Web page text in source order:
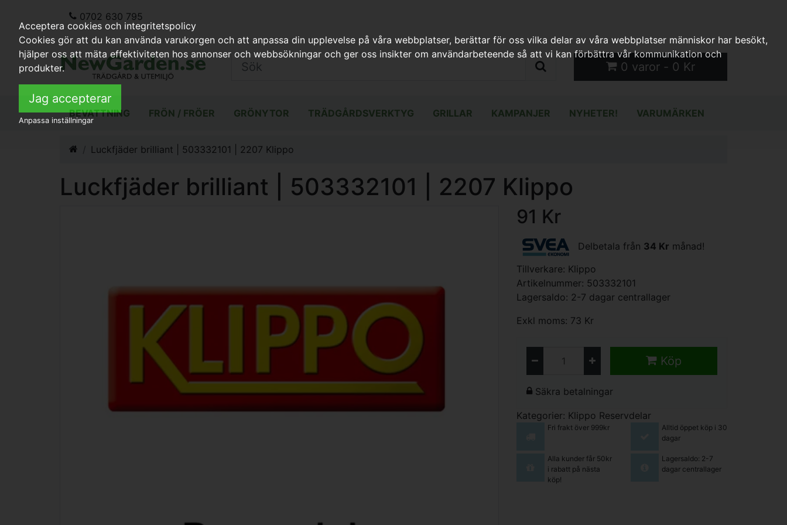
0702 630 795
0 varor - 0 Kr
BEVATTNING FRÖN / FRÖER GRÖNYTOR TRÄDGÅRDSVERKTYG GRILLAR KAMPANJER NYHETER! VARUMÄRKEN
Luckfjäder brilliant | 503332101 | 2207 Klippo
Luckfjäder brilliant | 503332101 | 2207 Klippo
91 Kr
Delbetala från 34 Kr månad!
Tillverkare: Klippo
Artikelnummer: 503332101
Lagersaldo: 2-7 dagar centrallager
Exkl moms: 73 Kr
Köp
Säkra betalningar
Kategorier: Klippo Reservdelar
Fri frakt över 999kr
Alltid öppet köp i 30
dagar
Alla kunder får 50kr
i rabatt på nästa
köp!
Lagersaldo: 2-7
dagar centrallager
Acceptera cookies och integritetspolicy
Cookies gör att du kan använda varukorgen och att anpassa din upplevelse på våra webbplatser, berättar för oss vilka delar av våra webbplatser människor har besökt,
hjälper oss att mäta effektiviteten hos annonser och webbsökningar och ger oss insikter om användarbeteende så att vi kan förbättra vår kommunikation och
produkter.
Jag accepterar
Anpassa inställningar